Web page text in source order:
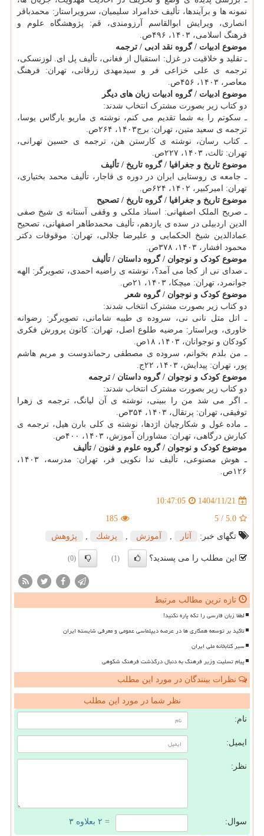
نمونه ها و برآیندها، تألیف خدامراد سلیمیان، سرویراستار: محمدباقر
انصاری، ویرایش ابوالقاسم آرزومندی، قم: پژوهشگاه علوم و
فرهنگ اسلامی، ۱۴۰۳، ۴۹۶ص.
موضوع ادبیات / گروه نقد ادبی / ترجمه
ـ تقلید و خلاقیت در غزل: استقبال از فغانی، تألیف پل ای. لوزنسکی،
ترجمه ی علی خزاعی فر و سیدمهدی زرقانی، تهران: فرهنگ
معاصر، ۱۴۰۳، ۴۵۶ص.
موضوع ادبیات / گروه ادبیات زبان های دیگر
دو کتاب زیر بصورت مشترک انتخاب شدند:
ـ سکوتم را به شما تقدیم می کنم، نوشته ی ماریو بارگاس یوسا،
ترجمه ی سعید متین، تهران: برج۱۴۰۳، ۲۶۴ص.
ـ کتاب رسان، نوشته ی کارستن هن، ترجمه ی حسین تهرانی،
تهران: ثالث، ۱۴۰۳، ۲۲۷ص.
موضوع تاریخ و جغرافیا / گروه تاریخ / تألیف
ـ جامعه ی روستایی ایران در دوره ی قاجار، تألیف محمد بختیاری،
تهران: امیرکبیر، ۱۴۰۲، ۶۲۴ص.
موضوع تاریخ و جغرافیا / گروه تاریخ / تصحیح
ـ صریح الملک اصفهانی: اسناد ملکی و وقفی آستانه ی شیخ صفی
الدین اردبیلی در سده ی یازدهم، تألیف محمدطاهر اصفهانی، تصحیح
عمادالدین شیخ الحکمایی و علیرضا جلالی، تهران: موقوفات دکتر
محمود افشار، ۱۴۰۳، ۳۷۸ص.
موضوع کودک و نوجوان / گروه داستان / تألیف
ـ صدای نی از کجا می آمد؟، نوشته ی راضیه احمدی، تصویرگر: الهه
جوانمرد، تهران: میچکا، ۱۴۰۳، ۲۱ص.
موضوع کودک و نوجوان / گروه شعر
دو کتاب زیر بصورت مشترک انتخاب شدند:
ـ اتل متل نانی نی، سروده ی طیبه شامانی، تصویرگر: رضوانه
خاوری، ویراستار: مرضیه طلوع اصل، تهران: کانون پرورش فکری
کودکان و نوجوانان، ‫۱۴۰۳، ‫۱۸ص.‬‬‬‬
ـ من بلدم بخوانم، سروده ی مصطفی رحماندوست و مریم هاشم
پور، تهران: پیدایش، ۱۴۰۳، ۲۲ج.
موضوع کودک و نوجوان / گروه داستان / ترجمه
دو کتاب زیر بصورت مشترک انتخاب شدند:
ـ اگر می شد من را ببینی، نوشته ی آن لیانگ، ترجمه ی زهرا
توفیقی، تهران: پرتقال، ۱۴۰۳، ۳۵۴ص.
ـ ماده غول و شکارچیان اژدها، نوشته ی کلی بارن هیل، ترجمه ی
کیارش درگاهی، تهران: مشاوران آموزش، ۱۴۰۳، ۴۰۰ص.
موضوع کودک و نوجوان / گروه علوم و فنون / تألیف
ـ هوش مصنوعی، تألیف ندا نکویی فر، تهران: مدرسه، ۱۴۰۳،
۱۲۶ص.
1404/11/21
10:47:05
5.0
/
5
185
تگهای خبر:
آثار , آموزش , پزشك , پژوهش
این مطلب را می پسندید؟ (1)
(0)
تازه ترین مطالب مرتبط
لطفا زبان فارسی را تکه پاره نکنید!
تاکید بر توسعه همکاری ها در عرصه دیپلماسی عمومی و معرفی شایسته ایران
سیر کتابخانه ملی ایران
پیام تسلیت وزیر فرهنگ به دنبال درگذشت فرهنگ شکوهی
نظرات بینندگان در مورد این مطلب
نظر شما در مورد این مطلب
نام:
ایمیل:
نظر:
سوال: = ۲ بعلاوه ۳